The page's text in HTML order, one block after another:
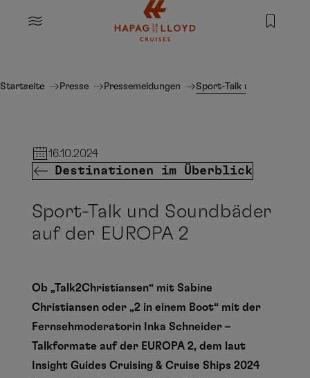
Springe zum Hauptinhalt
MENU
Startseite Presse Pressemeldungen Sport-Talk und
16.10.2024
Destinationen im Überblick
Sport-Talk und Soundbäder
auf der EUROPA 2
Ob „Talk2Christiansen“ mit Sabine
Christiansen oder „2 in einem Boot“ mit der
Fernsehmoderatorin Inka Schneider –
Talkformate auf der EUROPA 2, dem laut
Insight Guides Cruising & Cruise Ships 2024